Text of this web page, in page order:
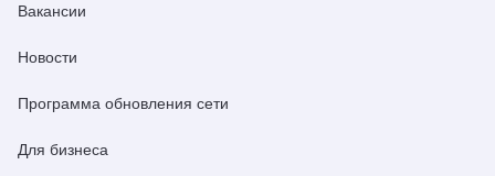
Вакансии
Новости
Программа обновления сети
Для бизнеса